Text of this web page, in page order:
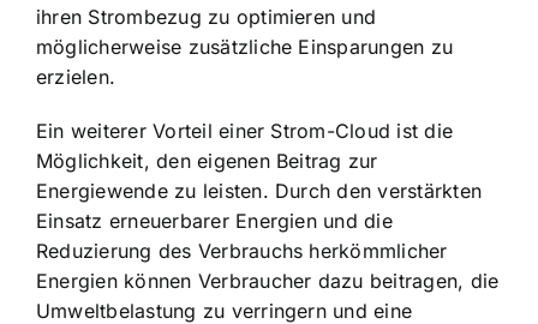
ihren Strombezug zu optimieren und
möglicherweise zusätzliche Einsparungen zu
erzielen.
Ein weiterer Vorteil einer Strom-Cloud ist die
Möglichkeit, den eigenen Beitrag zur
Energiewende zu leisten. Durch den verstärkten
Einsatz erneuerbarer Energien und die
Reduzierung des Verbrauchs herkömmlicher
Energien können Verbraucher dazu beitragen, die
Umweltbelastung zu verringern und eine